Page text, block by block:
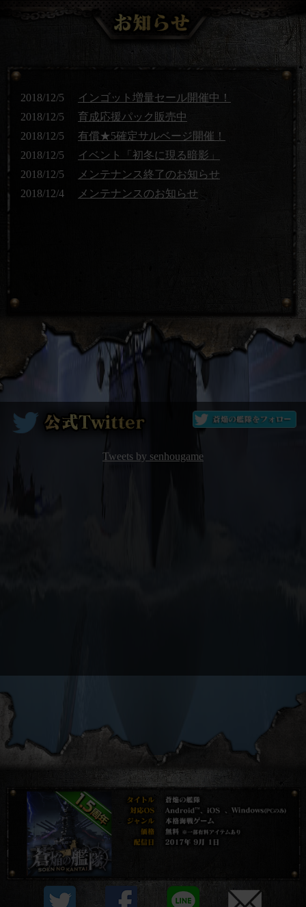
2018/12/5
インゴット増量セール開催中！
2018/12/5
育成応援パック販売中
2018/12/5
有償★5確定サルベージ開催！
2018/12/5
イベント「初冬に現る暗影」
2018/12/5
メンテナンス終了のお知らせ
2018/12/4
メンテナンスのお知らせ
Tweets by senhougame
プライバシーポリシー
他社モジュール等について
資金決済法に基づく表示